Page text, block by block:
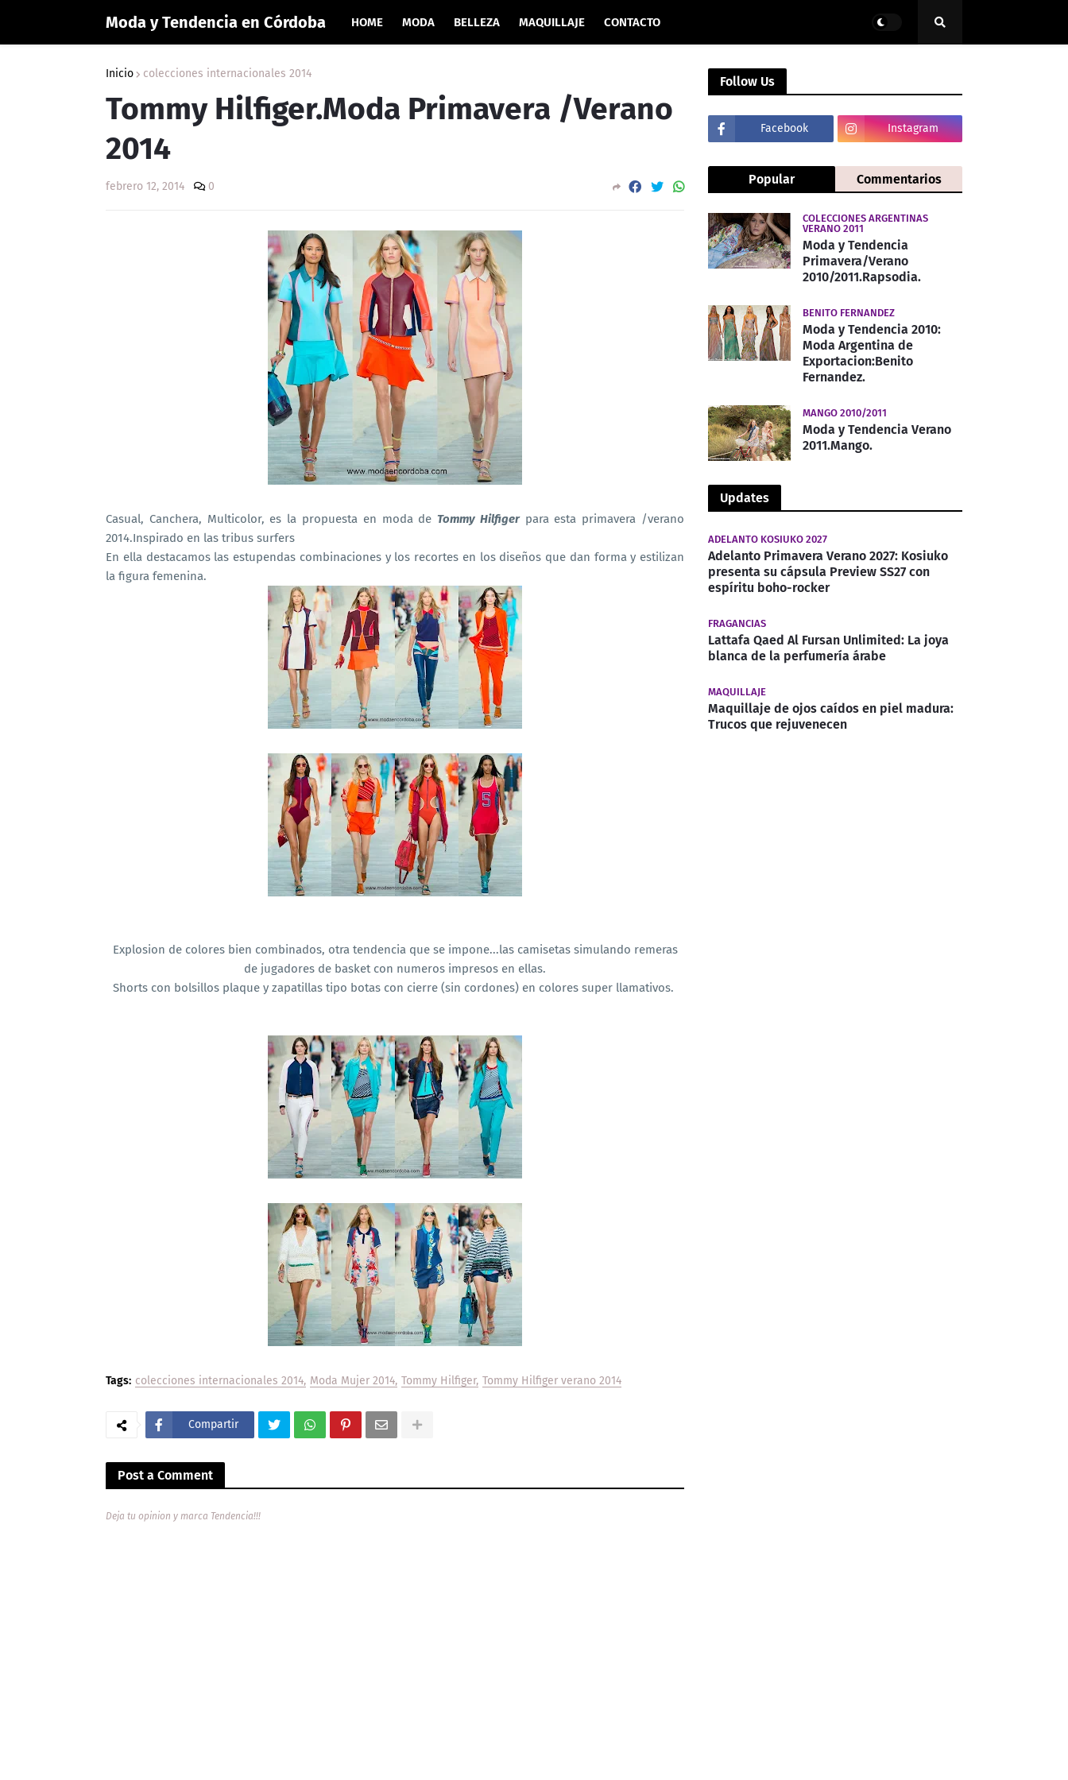
Moda y Tendencia en Córdoba HOME MODA BELLEZA MAQUILLAJE CONTACTO
Inicio colecciones internacionales 2014
Tommy Hilfiger.Moda Primavera /Verano
2014
febrero 12, 2014 0
Casual, Canchera, Multicolor, es la propuesta en moda de Tommy Hilfigerpara esta primavera /verano
2014.Inspirado en las tribus surfers
En ella destacamos las estupendas combinaciones y los recortes en los diseños que dan forma y estilizan
la figura femenina.
Explosion de colores bien combinados, otra tendencia que se impone...las camisetas simulando remeras
de jugadores de basket con numeros impresos en ellas.
Shorts con bolsillos plaque y zapatillas tipo botas con cierre (sin cordones) en colores super llamativos.
Tags: colecciones internacionales 2014 Moda Mujer 2014 Tommy Hilfiger Tommy Hilfiger verano 2014
Compartir
Post a Comment
Deja tu opinion y marca Tendencia!!!
Follow Us
Facebook Instagram
Popular Commentarios
COLECCIONES ARGENTINAS
VERANO 2011
Moda y Tendencia
Primavera/Verano
2010/2011.Rapsodia.
BENITO FERNANDEZ
Moda y Tendencia 2010:
Moda Argentina de
Exportacion:Benito
Fernandez.
MANGO 2010/2011
Moda y Tendencia Verano
2011.Mango.
Updates
ADELANTO KOSIUKO 2027
Adelanto Primavera Verano 2027: Kosiuko
presenta su cápsula Preview SS27 con
espíritu boho-rocker
FRAGANCIAS
Lattafa Qaed Al Fursan Unlimited: La joya
blanca de la perfumería árabe
MAQUILLAJE
Maquillaje de ojos caídos en piel madura:
Trucos que rejuvenecen